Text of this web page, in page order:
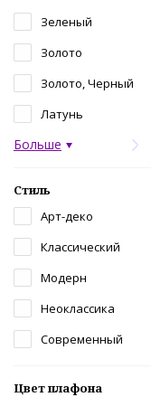
Зеленый
Золото
Золото, Черный
Латунь
Больше
Стиль
Арт-деко
Классический
Модерн
Неоклассика
Современный
Цвет плафона